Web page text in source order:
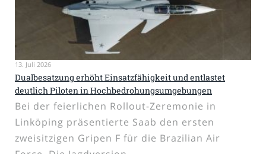
13. Juli 2026
Dualbesatzung erhöht Einsatzfähigkeit und entlastet
deutlich Piloten in Hochbedrohungsumgebungen
Bei der feierlichen Rollout-Zeremonie in
Linköping präsentierte Saab den ersten
zweisitzigen Gripen F für die Brazilian Air